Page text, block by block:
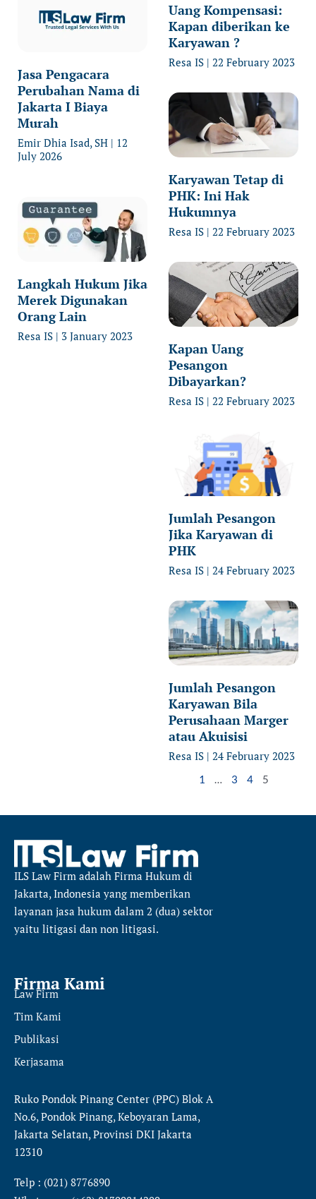
Jasa Pengacara
Perubahan Nama di
Jakarta I Biaya
Murah
Emir Dhia Isad, SH
12
July 2026
Langkah Hukum Jika
Merek Digunakan
Orang Lain
Resa IS 3 January 2023
Uang Kompensasi:
Kapan diberikan ke
Karyawan ?
Resa IS 22 February 2023
Karyawan Tetap di
PHK: Ini Hak
Hukumnya
Resa IS 22 February 2023
Kapan Uang
Pesangon
Dibayarkan?
Resa IS 22 February 2023
Jumlah Pesangon
Jika Karyawan di
PHK
Resa IS 24 February 2023
Jumlah Pesangon
Karyawan Bila
Perusahaan Marger
atau Akuisisi
Resa IS 24 February 2023
1 3 4 5
ILS Law Firm adalah Firma Hukum di
Jakarta, Indonesia yang memberikan
layanan jasa hukum dalam 2 (dua) sektor
yaitu litigasi dan non litigasi.
Firma Kami
Law Firm
Tim Kami
Publikasi
Kerjasama
Ruko Pondok Pinang Center (PPC) Blok A
No.6, Pondok Pinang, Keboyaran Lama,
Jakarta Selatan, Provinsi DKI Jakarta
12310
Telp : (021) 8776890